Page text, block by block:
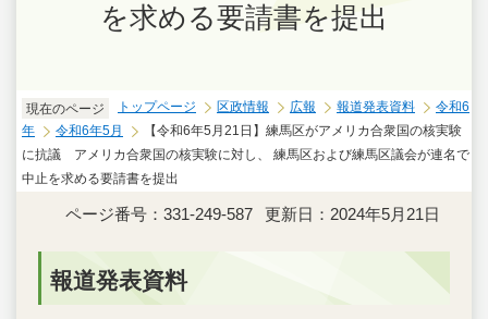
を求める要請書を提出
現在のページ トップページ 区政情報 広報 報道発表資料
令和6
年
令和6年5月
【令和6年5月21日】練馬区がアメリカ合衆国の核実験
に抗議 アメリカ合衆国の核実験に対し、 練馬区および練馬区議会が連名で
中止を求める要請書を提出
ページ番号：331-249-587 更新日：2024年5月21日
報道発表資料